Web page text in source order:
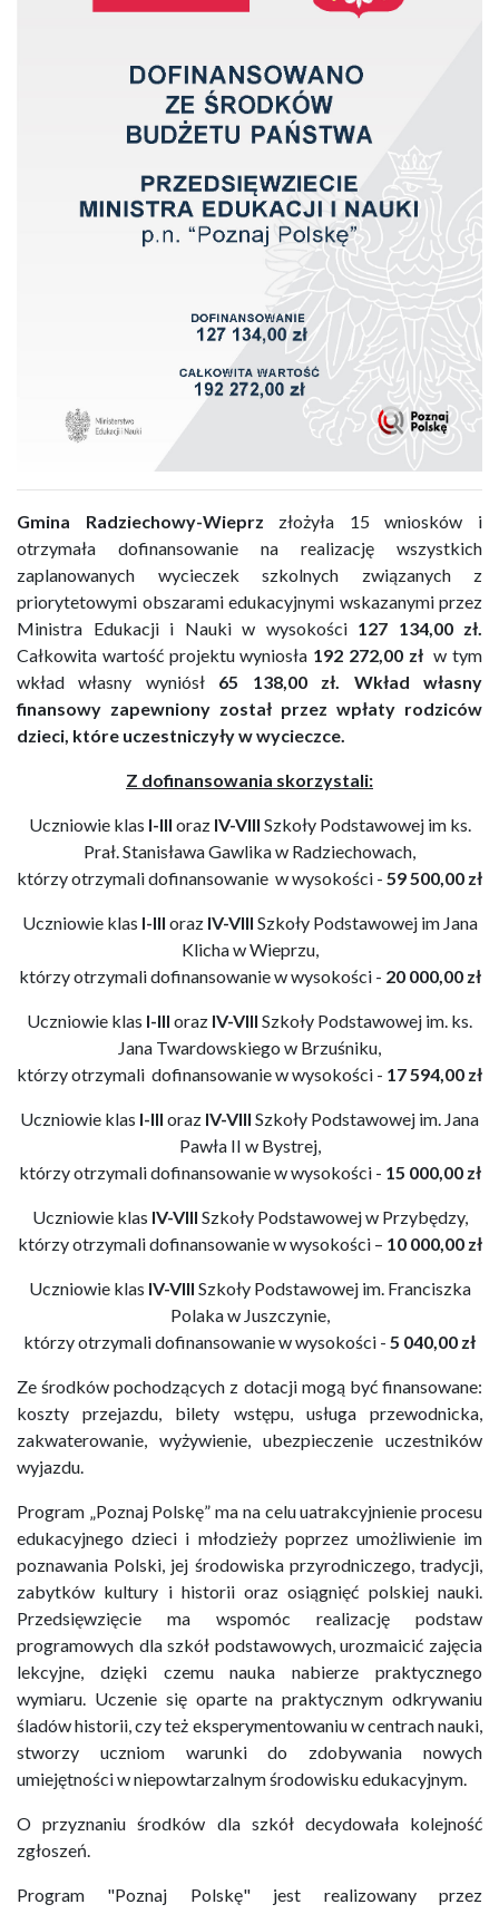
Gmina Radziechowy-Wieprz złożyła 15 wniosków i
otrzymała dofinansowanie na realizację wszystkich
zaplanowanych wycieczek szkolnych związanych z
priorytetowymi obszarami edukacyjnymi wskazanymi przez
Ministra Edukacji i Nauki w wysokości 127 134,00 zł.
Całkowita wartość projektu wyniosła 192 272,00 złw tym
wkład własny wyniósł 65 138,00 zł. Wkład własny
finansowy zapewniony został przez wpłaty rodziców
dzieci, które uczestniczyły w wycieczce.
Z dofinansowania skorzystali:
Uczniowie klas I-III oraz IV-VIII Szkoły Podstawowej im ks.
Prał. Stanisława Gawlika w Radziechowach,
którzy otrzymali dofinansowanie w wysokości - 59 500,00 zł
Uczniowie klas I-III oraz IV-VIII Szkoły Podstawowej im Jana
Klicha w Wieprzu,
którzy otrzymali dofinansowanie w wysokości - 20 000,00 zł
Uczniowie klas I-III oraz IV-VIII Szkoły Podstawowej im. ks.
Jana Twardowskiego w Brzuśniku,
którzy otrzymali dofinansowanie w wysokości - 17 594,00 zł
Uczniowie klas I-III oraz IV-VIII Szkoły Podstawowej im. Jana
Pawła II w Bystrej,
którzy otrzymali dofinansowanie w wysokości - 15 000,00 zł
Uczniowie klas IV-VIII Szkoły Podstawowej w Przybędzy,
którzy otrzymali dofinansowanie w wysokości – 10 000,00 zł
Uczniowie klas IV-VIII Szkoły Podstawowej im. Franciszka
Polaka w Juszczynie,
którzy otrzymali dofinansowanie w wysokości - 5 040,00 zł
Ze środków pochodzących z dotacji mogą być finansowane:
koszty przejazdu, bilety wstępu, usługa przewodnicka,
zakwaterowanie, wyżywienie, ubezpieczenie uczestników
wyjazdu.
Program „Poznaj Polskę” ma na celu uatrakcyjnienie procesu
edukacyjnego dzieci i młodzieży poprzez umożliwienie im
poznawania Polski, jej środowiska przyrodniczego, tradycji,
zabytków kultury i historii oraz osiągnięć polskiej nauki.
Przedsięwzięcie ma wspomóc realizację podstaw
programowych dla szkół podstawowych, urozmaicić zajęcia
lekcyjne, dzięki czemu nauka nabierze praktycznego
wymiaru. Uczenie się oparte na praktycznym odkrywaniu
śladów historii, czy też eksperymentowaniu w centrach nauki,
stworzy uczniom warunki do zdobywania nowych
umiejętności w niepowtarzalnym środowisku edukacyjnym.
O przyznaniu środków dla szkół decydowała kolejność
zgłoszeń.
Program "Poznaj Polskę" jest realizowany przez